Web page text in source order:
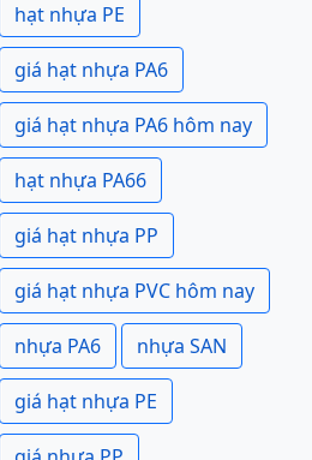
hạt nhựa PE
giá hạt nhựa PA6
giá hạt nhựa PA6 hôm nay
hạt nhựa PA66
giá hạt nhựa PP
giá hạt nhựa PVC hôm nay
nhựa PA6 nhựa SAN
giá hạt nhựa PE